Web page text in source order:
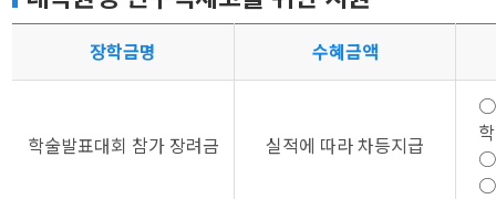
장학금명 수혜금액
학술발표대회 참가 장려금 실적에 따라 차등지급
○